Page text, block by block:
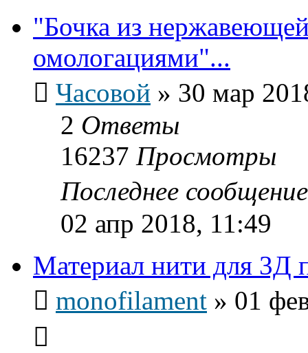
"Бочка из
омологациями"...
Часовой » 30 мар
2 Ответы
16237 Просмотры
Последнее
02 апр 2018, 11:49
Материал нити для 3Д
monofilament » 01